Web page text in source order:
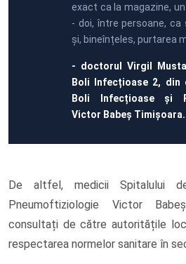
exact ca la magazine,
- doi, între persoane, ca
și, bineînțeles, purtarea
- doctorul Virgil
Boli Infecțioase 2, din
Boli Infecțioase și
Victor Babeș Timișoara.
De altfel, medicii Spitalului
Pneumoftiziologie Victor
consultați de către autoritățile
respectarea normelor sanitare în